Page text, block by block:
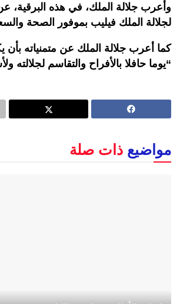
وأعرب جلالة الملك، في هذه البرقية،
لجلالة الملك فيليب بموفور الصحة
كما أعرب جلالة الملك عن متمنياته بأن
“يوما حافلا بالأفراح والتقاسم لجلالته
مواضيع ذات صلة